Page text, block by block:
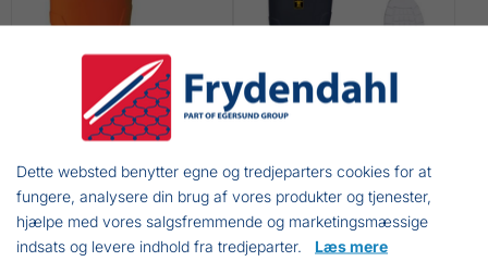
GUY COTTEN
ULTRALITE STØVLE
569,50 DKK
INKL. MOMS
GUY COTTEN
ULTRALITE STØVLE
710,63 DKK
INKL. MOMS
Dette websted benytter egne og tredjeparters cookies for at
fungere, analysere din brug af vores produkter og tjenester,
hjælpe med vores salgsfremmende og marketingsmæssige
indsats og levere indhold fra tredjeparter. Læs mere